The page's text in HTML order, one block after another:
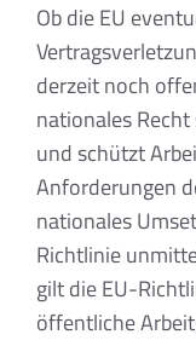
Ob die EU
derzeit noch
nationales
und schützt
Anforderungen
nationales
Richtlinie
gilt die EU-
öffentliche